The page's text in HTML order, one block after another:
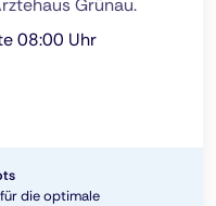
Grünau.
08:00 Uhr
die optimale